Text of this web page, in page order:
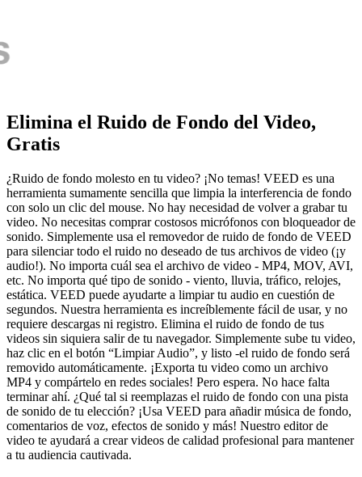
Elimina el Ruido de Fondo del Video,
Gratis
¿Ruido de fondo molesto en tu video? ¡No temas! VEED es una
herramienta sumamente sencilla que limpia la interferencia de fondo
con solo un clic del mouse. No hay necesidad de volver a grabar tu
video. No necesitas comprar costosos micrófonos con bloqueador de
sonido. Simplemente usa el removedor de ruido de fondo de VEED
para silenciar todo el ruido no deseado de tus archivos de video (¡y
audio!). No importa cuál sea el archivo de video - MP4, MOV, AVI,
etc. No importa qué tipo de sonido - viento, lluvia, tráfico, relojes,
estática. VEED puede ayudarte a limpiar tu audio en cuestión de
segundos. Nuestra herramienta es increíblemente fácil de usar, y no
requiere descargas ni registro. Elimina el ruido de fondo de tus
videos sin siquiera salir de tu navegador. Simplemente sube tu video,
haz clic en el botón “Limpiar Audio”, y listo -el ruido de fondo será
removido automáticamente. ¡Exporta tu video como un archivo
MP4 y compártelo en redes sociales! Pero espera. No hace falta
terminar ahí. ¿Qué tal si reemplazas el ruido de fondo con una pista
de sonido de tu elección? ¡Usa VEED para añadir música de fondo,
comentarios de voz, efectos de sonido y más! Nuestro editor de
video te ayudará a crear videos de calidad profesional para mantener
a tu audiencia cautivada.